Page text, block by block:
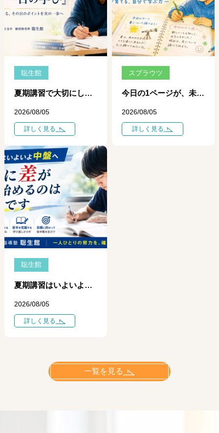
聡生館
夏期講習で大切にしている「一日、一日の学び」 ― 個別指導だからできる、その日のポイントを次の一歩につなげる学習 ―
2026/08/05
詳しく見る
スプラウツ
今日の1ページが、未来を変える ― 自学ノートが育てる、自分で学ぶ力 ―
2026/08/05
詳しく見る
聡生館
夏期講習はいよいよ中盤へ ― 学力に差がつき始めるのは「今」です ―
2026/08/05
詳しく見る
一覧を見る